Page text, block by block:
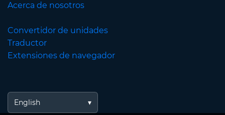
Acerca de nosotros
Convertidor de unidades
Traductor
Extensiones de navegador
English